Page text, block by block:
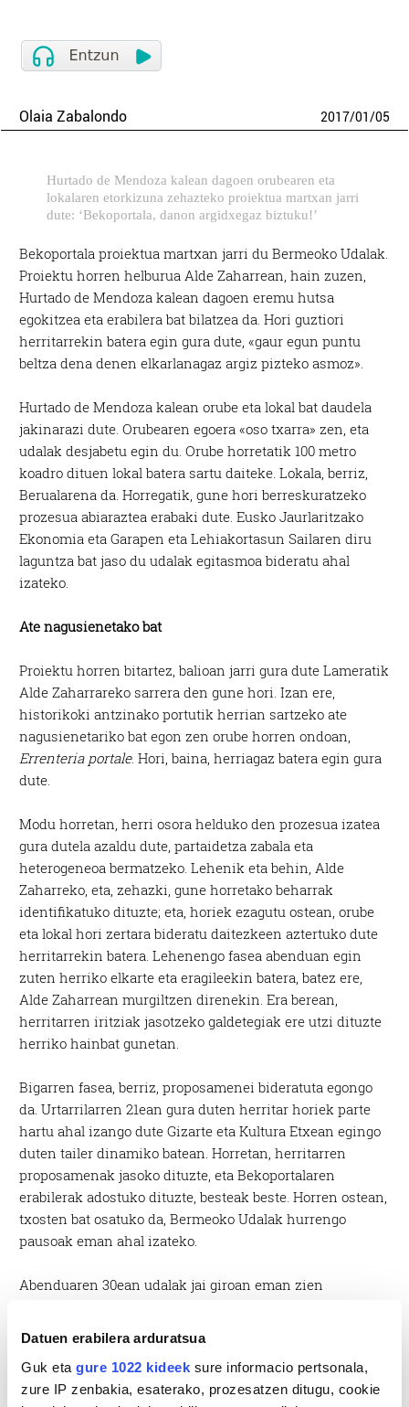
Datuen erabilera arduratsua
Guk eta gure 1022 kideek sure informacio pertsonala,
zure IP zenbakia, esaterako, prozesatzen ditugu, cookie
Olaia Zabalondo 2017/01/05
Hurtado de Mendoza kalean dagoen orubearen eta
lokalaren etorkizuna zehazteko proiektua martxan jarri
dute: ‘Bekoportala, danon argidxegaz biztuku!’
Bekoportala proiektua martxan jarri du Bermeoko Udalak.
Proiektu horren helburua Alde Zaharrean, hain zuzen,
Hurtado de Mendoza kalean dagoen eremu hutsa
egokitzea eta erabilera bat bilatzea da. Hori guztiori
herritarrekin batera egin gura dute, «gaur egun puntu
beltza dena denen elkarlanagaz argiz pizteko asmoz».
Hurtado de Mendoza kalean orube eta lokal bat daudela
jakinarazi dute. Orubearen egoera «oso txarra» zen, eta
udalak desjabetu egin du. Orube horretatik 100 metro
koadro dituen lokal batera sartu daiteke. Lokala, berriz,
Berualarena da. Horregatik, gune hori berreskuratzeko
prozesua abiaraztea erabaki dute. Eusko Jaurlaritzako
Ekonomia eta Garapen eta Lehiakortasun Sailaren diru
laguntza bat jaso du udalak egitasmoa bideratu ahal
izateko.
Ate nagusienetako bat
Proiektu horren bitartez, balioan jarri gura dute Lameratik
Alde Zaharrareko sarrera den gune hori. Izan ere,
historikoki antzinako portutik herrian sartzeko ate
nagusienetariko bat egon zen orube horren ondoan,
Errenteria portale. Hori, baina, herriagaz batera egin gura
dute.
Modu horretan, herri osora helduko den prozesua izatea
gura dutela azaldu dute, partaidetza zabala eta
heterogeneoa bermatzeko. Lehenik eta behin, Alde
Zaharreko, eta, zehazki, gune horretako beharrak
identifikatuko dituzte; eta, horiek ezagutu ostean, orube
eta lokal hori zertara bideratu daitezkeen aztertuko dute
herritarrekin batera. Lehenengo fasea abenduan egin
zuten herriko elkarte eta eragileekin batera, batez ere,
Alde Zaharrean murgiltzen direnekin. Era berean,
herritarren iritziak jasotzeko galdetegiak ere utzi dituzte
herriko hainbat gunetan.
Bigarren fasea, berriz, proposamenei bideratuta egongo
da. Urtarrilarren 21ean gura duten herritar horiek parte
hartu ahal izango dute Gizarte eta Kultura Etxean egingo
duten tailer dinamiko batean. Horretan, herritarren
proposamenak jasoko dituzte, eta Bekoportalaren
erabilerak adostuko dituzte, besteak beste. Horren ostean,
txosten bat osatuko da, Bermeoko Udalak hurrengo
pausoak eman ahal izateko.
Abenduaren 30ean udalak jai giroan eman zien